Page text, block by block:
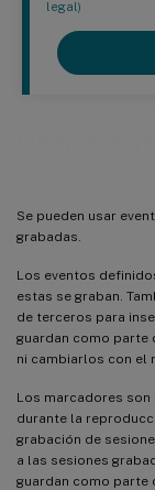
legal)
Se pueden usar
grabadas.
Los eventos
estas se graban.
de terceros para
guardan como parte
ni cambiarlos con el
Los marcadores son
durante la
grabación de
a las sesiones
guardan como parte